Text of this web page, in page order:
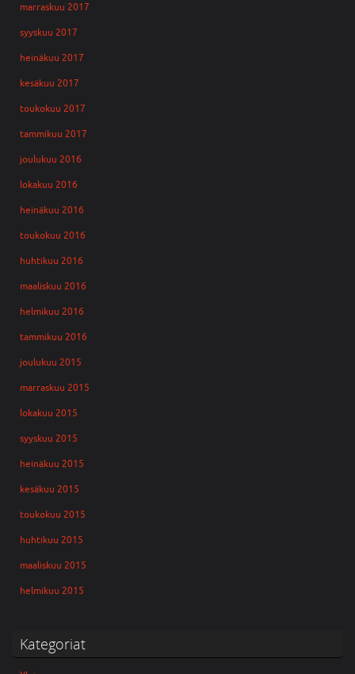
marraskuu 2017
syyskuu 2017
heinäkuu 2017
kesäkuu 2017
toukokuu 2017
tammikuu 2017
joulukuu 2016
lokakuu 2016
heinäkuu 2016
toukokuu 2016
huhtikuu 2016
maaliskuu 2016
helmikuu 2016
tammikuu 2016
joulukuu 2015
marraskuu 2015
lokakuu 2015
syyskuu 2015
heinäkuu 2015
kesäkuu 2015
toukokuu 2015
huhtikuu 2015
maaliskuu 2015
helmikuu 2015
Kategoriat